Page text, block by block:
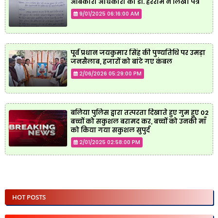
9/01/2025 06:16:00 AM
पूर्व प्रधान जयकुमार सिंह की पुण्यतिथि पर उमड़ा
जनसैलाब, हजारों को बांटे गए कंबल
2/06/2026 05:29:00 PM
बलिया पुलिस द्वारा तत्परता दिखाते हुए गुम हुए 02
बच्चों को सकुशल बरामद कर, बच्चों को उनकी माँ
को किया गया सकुशल सुपुर्द
2/01/2025 02:58:00 PM
HOT POSTS